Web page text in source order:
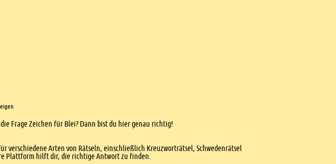
Frage Zeichen für Blei? Dann bist du hier genau richtig!
verschiedene Arten von Rätseln, einschließlich Kreuzworträtsel, Schwedenrätsel
Plattform hilft dir, die richtige Antwort zu finden.